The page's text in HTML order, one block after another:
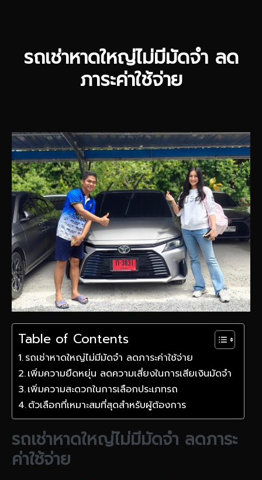
รถเช่าหาดใหญ่ไม่มีมัดจำ ลด
ภาระค่าใช้จ่าย
Table of Contents
รถเช่าหาดใหญ่ไม่มีมัดจำ ลดภาระค่าใช้จ่าย
เพิ่มความยืดหยุ่น ลดความเสี่ยงในการเสียเงินมัดจำ
เพิ่มความสะดวกในการเลือกประเภทรถ
ตัวเลือกที่เหมาะสมที่สุดสำหรับผู้ต้องการ
รถเช่าหาดใหญ่ไม่มีมัดจำ ลดภาระ
ค่าใช้จ่าย